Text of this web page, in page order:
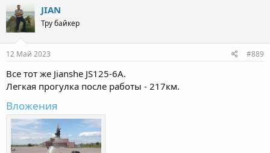
JIAN
Тру байкер
12 Май 2023 #889
Все тот же Jianshe JS125-6A.
Легкая прогулка после работы - 217км.
Вложения